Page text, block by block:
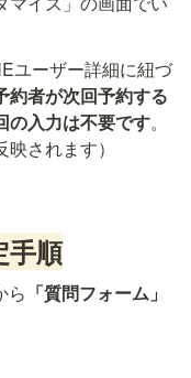
ユーザー詳細に紐づ
約者が次回予約する
の入力は不要です。
されます）
手順
ら 「質問フォーム」